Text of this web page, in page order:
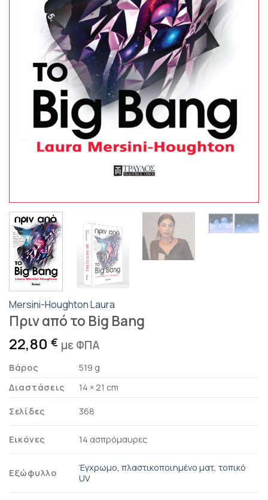
Mersini-Houghton Laura
Πριν από το Big Bang
22,80 € με ΦΠΑ
Βάρος
519 g
Διαστάσεις
14 × 21 cm
Σελίδες 368
Εικόνες 14 ασπρόμαυρες
Εξώφυλλο
Έγχρωμο, πλαστικοποιημένο ματ, τοπικό
UV